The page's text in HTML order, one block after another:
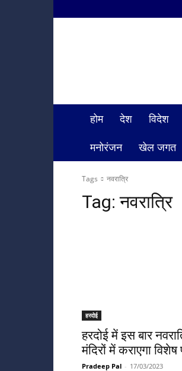
होम देश विदेश
मनोरंजन
खेल जगत
Tags नवरात्रि
Tag:नवरात्रि
हरदोई
हरदोई में इस बार
मंदिरों में कराएगा विशेष
Pradeep Pal - 17/03/2023